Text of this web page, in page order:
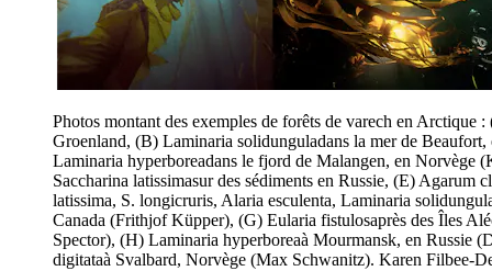
Photos montant des exemples de forêts de varech en Arctique
Groenland, (B) Laminaria solidunguladans la mer de
Laminaria hyperboreadans le fjord de Malangen, en Norvège
Saccharina latissimasur des sédiments en Russie, (E) Agarum
latissima, S. longicruris, Alaria esculenta, Laminaria
Canada (Frithjof Küpper), (G) Eularia fistulosaprès des Îles
Spector), (H) Laminaria hyperboreaà Mourmansk, en Russie
digitataà Svalbard, Norvège (Max Schwanitz). Karen Filbee-